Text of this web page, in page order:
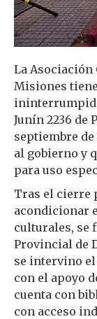
La
Misiones
Junín 2236 de
septiembre
al gobierno y
para uso
Tras el cierre
acondicionar
culturales, se
Provincial de
se intervino
con el apoyo
cuenta con
con acceso